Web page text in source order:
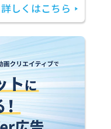
詳しくはこちら